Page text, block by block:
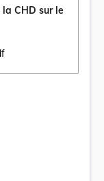
CHD sur le
61.226_pvd.pdf dans